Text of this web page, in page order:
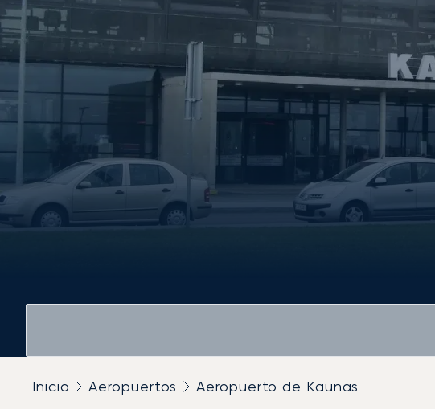
Inicio Aeropuertos Aeropuerto de Kaunas